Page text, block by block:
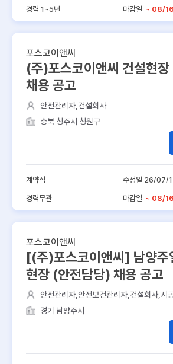
경력 1~5년 마감일 ~ 08/
포스코이앤씨
(주)포스코이앤씨 건설현
채용 공고
안전관리자,건설회사
충북 청주시 청원구
계약직 수정일 26/07/
경력무관 마감일 ~ 08/
포스코이앤씨
[(주)포스코이앤씨] 남양주
현장 (안전담당) 채용 공고
안전관리자,안전보건관리자,건설회사,시
경기 남양주시